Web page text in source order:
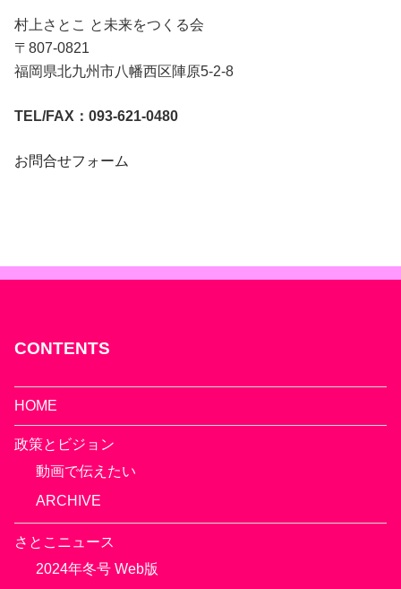
村上さとこ と未来をつくる会
〒807-0821
福岡県北九州市八幡西区陣原5-2-8
TEL/FAX：093-621-0480
お問合せフォーム
CONTENTS
HOME
政策とビジョン
動画で伝えたい
ARCHIVE
さとこニュース
2024年冬号 Web版